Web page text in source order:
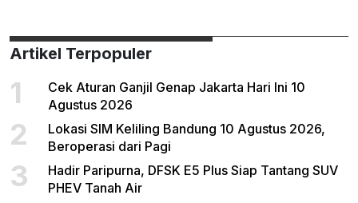
Artikel Terpopuler
1
Cek Aturan Ganjil Genap Jakarta Hari Ini 10
Agustus 2026
2
Lokasi SIM Keliling Bandung 10 Agustus 2026,
Beroperasi dari Pagi
3
Hadir Paripurna, DFSK E5 Plus Siap Tantang SUV
PHEV Tanah Air